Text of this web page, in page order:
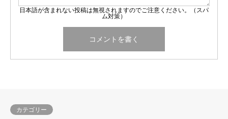
日本語が含まれない投稿は無視されますのでご注意ください。（スパ
ム対策）
カテゴリー